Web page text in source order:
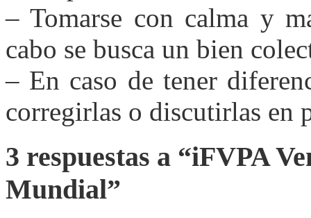
– Tomarse con calma y
cabo se busca un bien
– En caso de tener
corregirlas o discutirlas en
3 respuestas a “iFVPA
Mundial”